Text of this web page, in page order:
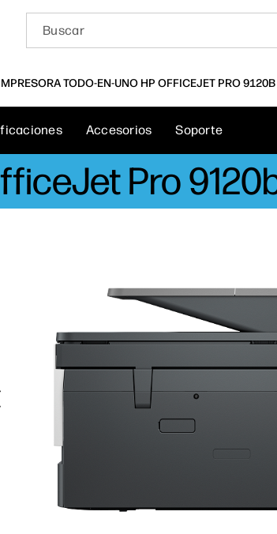
TODO-EN-UNO HP OFFICEJET PRO
Accesorios Soporte
Pro